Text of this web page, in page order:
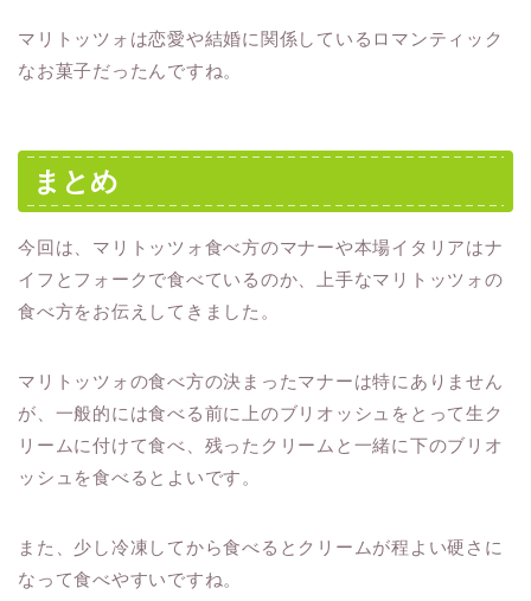
マリトッツォは恋愛や結婚に関係しているロマンティック
なお菓子だったんですね。
まとめ
今回は、マリトッツォ食べ方のマナーや本場イタリアはナ
イフとフォークで食べているのか、上手なマリトッツォの
食べ方をお伝えしてきました。
マリトッツォの食べ方の決まったマナーは特にありません
が、一般的には食べる前に上のブリオッシュをとって生ク
リームに付けて食べ、残ったクリームと一緒に下のブリオ
ッシュを食べるとよいです。
また、少し冷凍してから食べるとクリームが程よい硬さに
なって食べやすいですね。